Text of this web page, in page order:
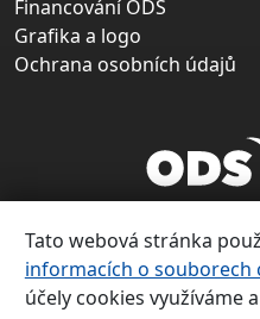
Financování ODS
Grafika a logo
Ochrana osobních údajů
Tato webová stránka
informacích o souborech
účely cookies využíváme